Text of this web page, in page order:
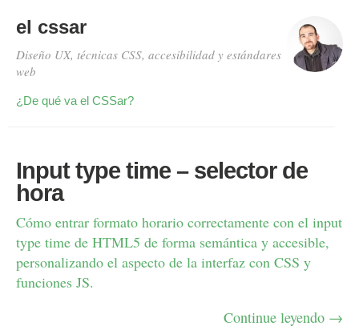
el cssar
Diseño UX, técnicas CSS, accesibilidad y estándares
web
¿De qué va el CSSar?
Input type time – selector de
hora
Cómo entrar formato horario correctamente con el input
type time de HTML5 de forma semántica y accesible,
personalizando el aspecto de la interfaz con CSS y
funciones JS.
Continue leyendo →